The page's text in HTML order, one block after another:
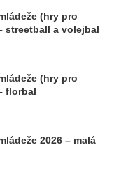
(hry pro
streetball a volejbal
(hry pro
florbal
2026 – malá